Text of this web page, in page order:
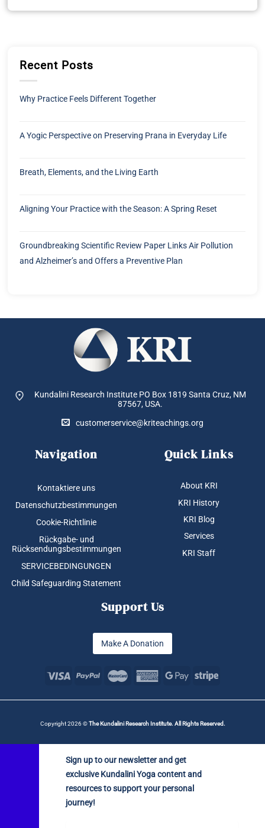
Recent Posts
Why Practice Feels Different Together
A Yogic Perspective on Preserving Prana in Everyday Life
Breath, Elements, and the Living Earth
Aligning Your Practice with the Season: A Spring Reset
Groundbreaking Scientific Review Paper Links Air Pollution
and Alzheimer’s and Offers a Preventive Plan
Kundalini Research Institute PO Box 1819 Santa Cruz, NM
87567, USA.
customerservice@kriteachings.org
Navigation
Kontaktiere uns
Datenschutzbestimmungen
Cookie-Richtlinie
Rückgabe- und
Rücksendungsbestimmungen
SERVICEBEDINGUNGEN
Child Safeguarding Statement
Quick Links
About KRI
KRI History
KRI Blog
Services
KRI Staff
Support Us
Make A Donation
Copyright 2026 ©The Kundalini Research Institute. All Rights Reserved.
Sign up to our newsletter and get
exclusive Kundalini Yoga content and
resources to support your personal
journey!